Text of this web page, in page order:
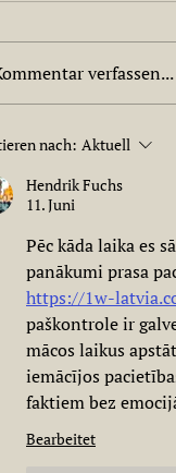
i d Bearg dohuim -
verfassen...
nach: Aktuell
Hendrik Fuchs
11. Juni
Pēc kāda laika es
panākumi prasa
https://1w-
paškontrole ir
mācos laikus
iemācījos
faktiem bez
Bearbeitet